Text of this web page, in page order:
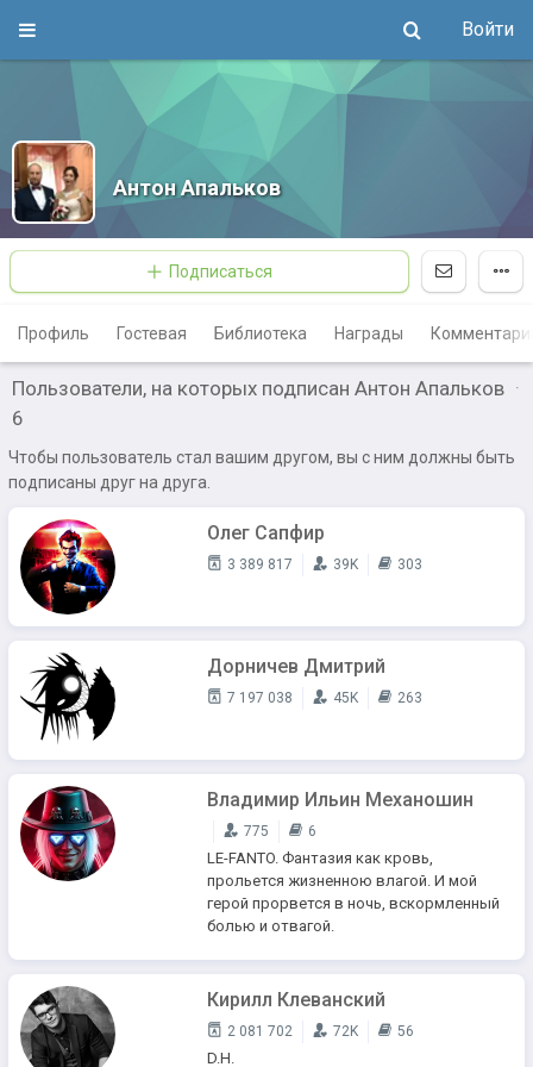
Войти
Антон Апальков
Подписаться
Профиль Гостевая Библиотека Награды
Пользователи, на которых подписан Антон Апальков ·
6
Чтобы пользователь стал вашим другом, вы с ним должны быть
подписаны друг на друга.
Олег Сапфир
3 389 817 39K 303
Дорничев Дмитрий
7 197 038 45K 263
Владимир Ильин Механошин
775 6
LE-FANTO. Фантазия как кровь,
прольется жизненною влагой. И мой
герой прорвется в ночь, вскормленный
болью и отвагой.
Кирилл Клеванский
2 081 702 72K 56
D.H.